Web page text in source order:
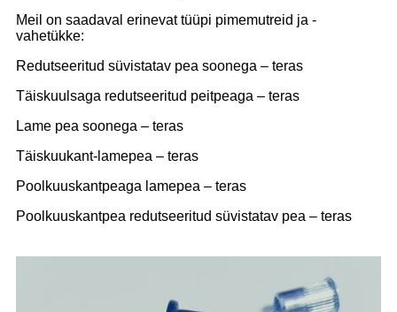
Meil on saadaval erinevat tüüpi pimemutreid ja -
vahetükke:
Redutseeritud süvistatav pea soonega – teras
Täiskuulsaga redutseeritud peitpeaga – teras
Lame pea soonega – teras
Täiskuukant-lamepea – teras
Poolkuuskantpeaga lamepea – teras
Poolkuuskantpea redutseeritud süvistatav pea – teras